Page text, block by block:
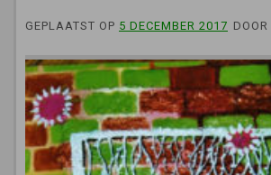
GEPLAATST OP 5 DECEMBER 2017 DOOR